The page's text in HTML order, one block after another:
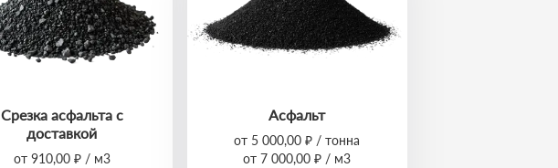
Срезка асфальта с
доставкой
от 910,00 ₽ / м3
Асфальт
от 5 000,00 ₽ / тонна
от 7 000,00 ₽ / м3